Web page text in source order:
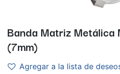
Banda Matriz Metálica
(7mm)
Agregar a la lista de